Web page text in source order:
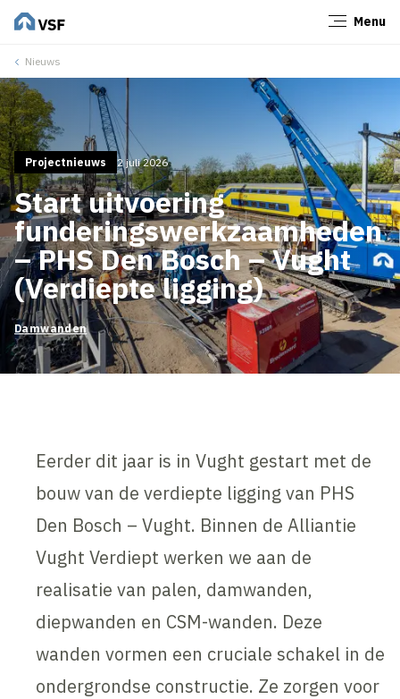
Menu
Nieuws
Projectnieuws 2 juli 2026
Start uitvoering
funderingswerkzaamheden
– PHS Den Bosch – Vught
(Verdiepte ligging)
Damwanden
Eerder dit jaar is in Vught gestart met de
bouw van de verdiepte ligging van PHS
Den Bosch – Vught. Binnen de Alliantie
Vught Verdiept werken we aan de
realisatie van palen, damwanden,
diepwanden en CSM-wanden. Deze
wanden vormen een cruciale schakel in de
ondergrondse constructie. Ze zorgen voor
Sluiten